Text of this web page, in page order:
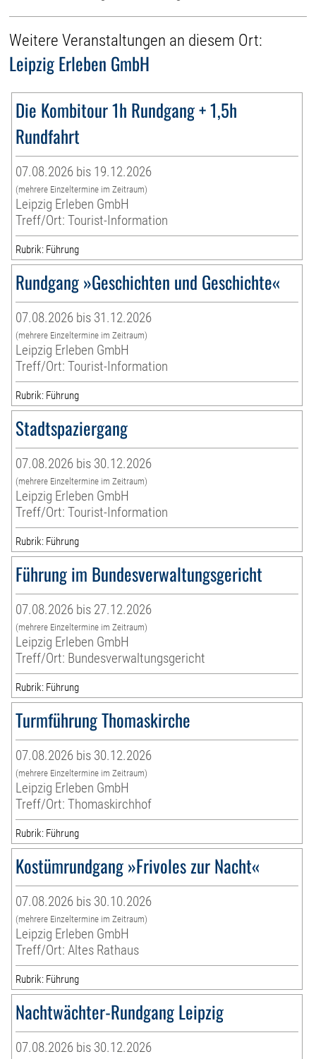
Weitere Veranstaltungen an diesem Ort:
Leipzig Erleben GmbH
Die Kombitour 1h Rundgang + 1,5h
Rundfahrt
07.08.2026 bis 19.12.2026
(mehrere Einzeltermine im Zeitraum)
Leipzig Erleben GmbH
Treff/Ort: Tourist-Information
Rubrik: Führung
Rundgang »Geschichten und Geschichte«
07.08.2026 bis 31.12.2026
(mehrere Einzeltermine im Zeitraum)
Leipzig Erleben GmbH
Treff/Ort: Tourist-Information
Rubrik: Führung
Stadtspaziergang
07.08.2026 bis 30.12.2026
(mehrere Einzeltermine im Zeitraum)
Leipzig Erleben GmbH
Treff/Ort: Tourist-Information
Rubrik: Führung
Führung im Bundesverwaltungsgericht
07.08.2026 bis 27.12.2026
(mehrere Einzeltermine im Zeitraum)
Leipzig Erleben GmbH
Treff/Ort: Bundesverwaltungsgericht
Rubrik: Führung
Turmführung Thomaskirche
07.08.2026 bis 30.12.2026
(mehrere Einzeltermine im Zeitraum)
Leipzig Erleben GmbH
Treff/Ort: Thomaskirchhof
Rubrik: Führung
Kostümrundgang »Frivoles zur Nacht«
07.08.2026 bis 30.10.2026
(mehrere Einzeltermine im Zeitraum)
Leipzig Erleben GmbH
Treff/Ort: Altes Rathaus
Rubrik: Führung
Nachtwächter-Rundgang Leipzig
07.08.2026 bis 30.12.2026